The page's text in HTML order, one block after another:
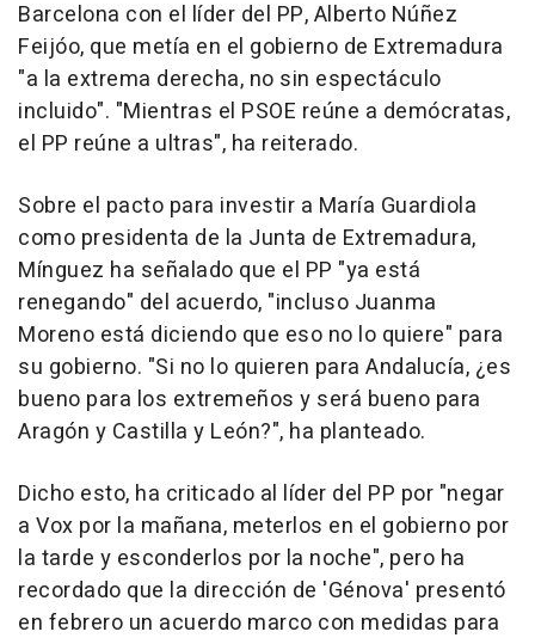
Barcelona con el líder del PP, Alberto Núñez
Feijóo, que metía en el gobierno de Extremadura
"a la extrema derecha, no sin espectáculo
incluido". "Mientras el PSOE reúne a demócratas,
el PP reúne a ultras", ha reiterado.
Sobre el pacto para investir a María Guardiola
como presidenta de la Junta de Extremadura,
Mínguez ha señalado que el PP "ya está
renegando" del acuerdo, "incluso Juanma
Moreno está diciendo que eso no lo quiere" para
su gobierno. "Si no lo quieren para Andalucía, ¿es
bueno para los extremeños y será bueno para
Aragón y Castilla y León?", ha planteado.
Dicho esto, ha criticado al líder del PP por "negar
a Vox por la mañana, meterlos en el gobierno por
la tarde y esconderlos por la noche", pero ha
recordado que la dirección de 'Génova' presentó
en febrero un acuerdo marco con medidas para